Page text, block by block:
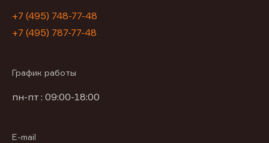
+7 (495) 748-77-48
+7 (495) 787-77-48
График работы
пн-пт : 09:00-18:00
E-mail